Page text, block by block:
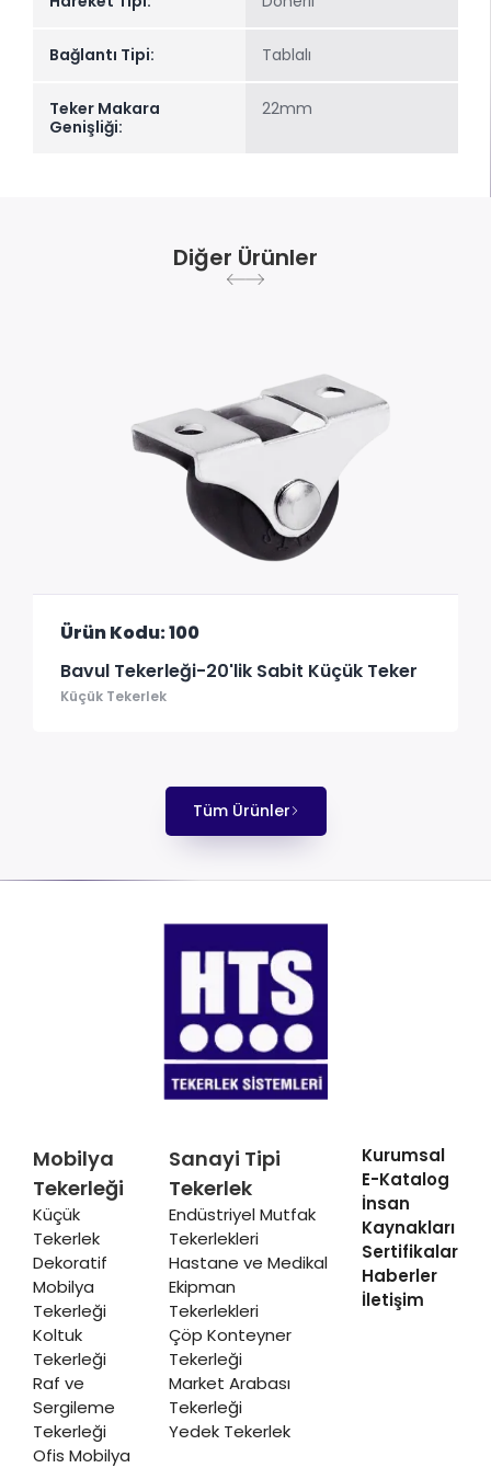
Bağlantı Tipi: Tablalı
Teker Makara
Genişliği:
22mm
Diğer Ürünler
Ürün Kodu: 100
Bavul Tekerleği-20'lik Sabit Küçük Teker
Küçük Tekerlek
Tüm Ürünler
Mobilya
Tekerleği
Küçük
Tekerlek
Dekoratif
Mobilya
Tekerleği
Koltuk
Tekerleği
Raf ve
Sergileme
Tekerleği
Ofis Mobilya
Sanayi Tipi
Tekerlek
Endüstriyel Mutfak
Tekerlekleri
Hastane ve Medikal
Ekipman
Tekerlekleri
Çöp Konteyner
Tekerleği
Market Arabası
Tekerleği
Yedek Tekerlek
Kurumsal
E-Katalog
İnsan
Kaynakları
Sertifikalar
Haberler
İletişim